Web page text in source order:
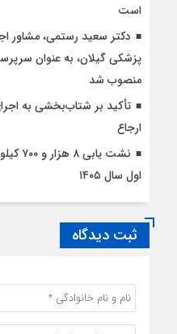
است
دکتر سعید رستمی، مشاور
پزشکی گیلان، به عنوان
منصوب شد
تأکید بر شتاب‌بخشی به
ارجاع
اول سال ۱۴۰۵
ثبت دیدگاه